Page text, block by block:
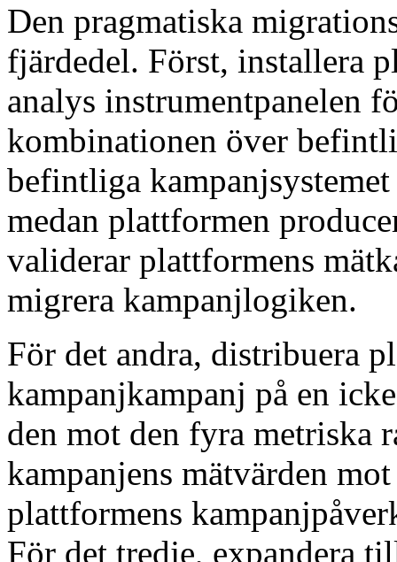
Den pragmatiska
fjärdedel. Först, installera
analys instrumentpanelen
kombinationen över
befintliga
medan plattformen
validerar plattformens
migrera kampanjlogiken.
För det andra, distribuera
kampanjkampanj på en
den mot den fyra metriska
kampanjens mätvärden
plattformens
För det tredje, expandera